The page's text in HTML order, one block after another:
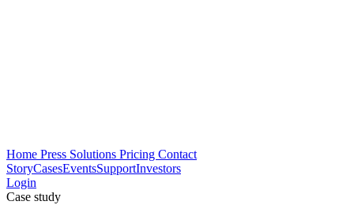
Home Press Solutions Pricing Contact
StoryCasesEventsSupportInvestors
Login
Case study